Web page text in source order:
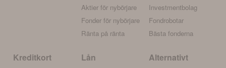
Aktier för nybörjare
Fonder för nybörjare
Ränta på ränta
Investmentbolag
Fondrobotar
Bästa fonderna
Kreditkort Lån Alternativt